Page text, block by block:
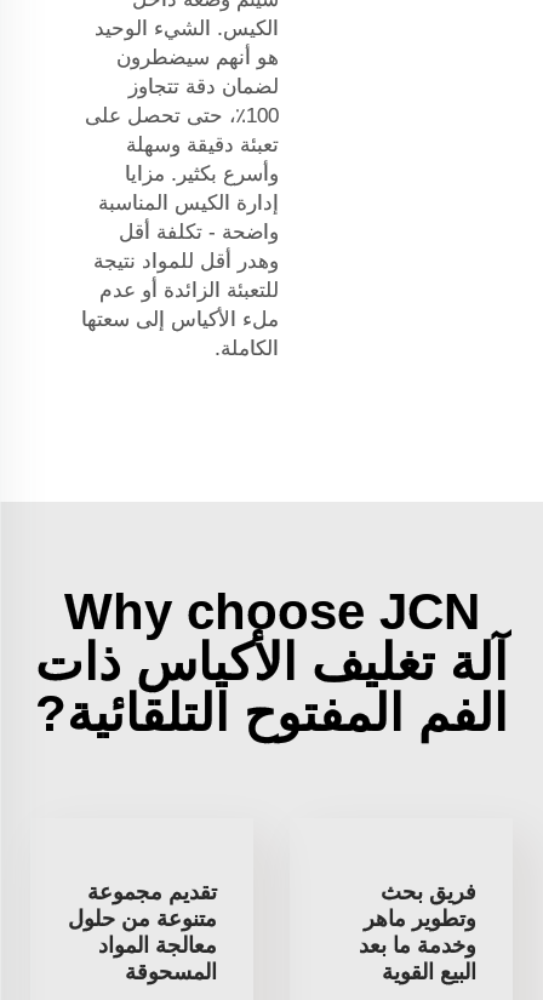
الكيس. الشيء الوحيد
هو أنهم سيضطرون
لضمان دقة تتجاوز
100٪، حتى تحصل على
تعبئة دقيقة وسهلة
وأسرع بكثير. مزايا
إدارة الكيس المناسبة
واضحة - تكلفة أقل
وهدر أقل للمواد نتيجة
للتعبئة الزائدة أو عدم
ملء الأكياس إلى سعتها
الكاملة.
Why choose JCN
آلة تغليف الأكياس ذات
الفم المفتوح التلقائية?
فريق بحث
وتطوير ماهر
وخدمة ما بعد
البيع القوية
تقديم مجموعة
متنوعة من حلول
معالجة المواد
المسحوقة